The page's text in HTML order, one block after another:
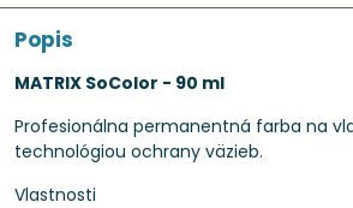
Popis
MATRIX SoColor - 90 ml
Profesionálna permanentná farba na
technológiou ochrany väzieb.
Vlastnosti